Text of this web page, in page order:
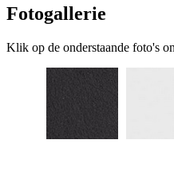
Fotogallerie
Klik op de onderstaande foto's